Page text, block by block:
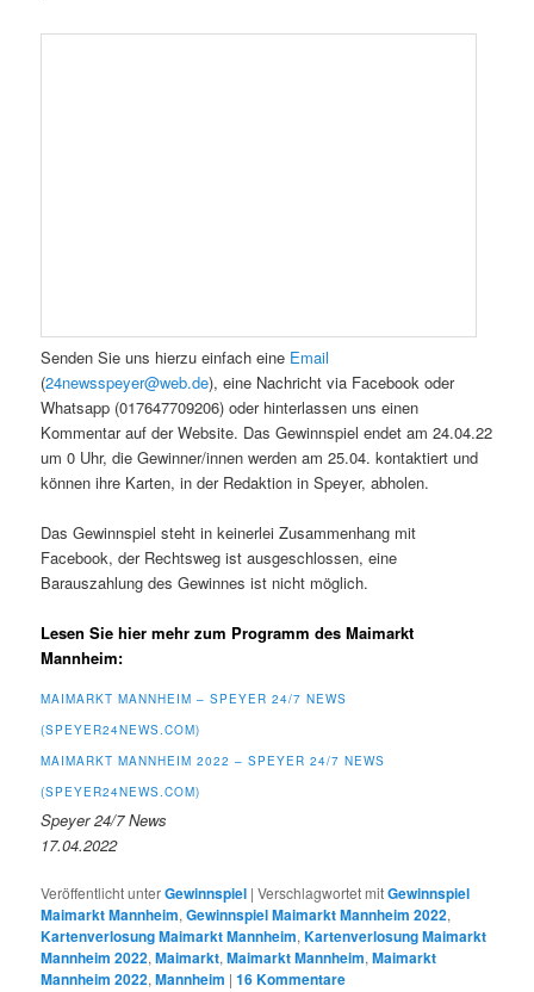
Senden Sie uns hierzu einfach eine Email
(24newsspeyer@web.de), eine Nachricht via Facebook oder
Whatsapp (017647709206) oder hinterlassen uns einen
Kommentar auf der Website. Das Gewinnspiel endet am 24.04.22
um 0 Uhr, die Gewinner/innen werden am 25.04. kontaktiert und
können ihre Karten, in der Redaktion in Speyer, abholen.
Das Gewinnspiel steht in keinerlei Zusammenhang mit
Facebook, der Rechtsweg ist ausgeschlossen, eine
Barauszahlung des Gewinnes ist nicht möglich.
Lesen Sie hier mehr zum Programm des Maimarkt
Mannheim:
MAIMARKT MANNHEIM – SPEYER 24/7 NEWS
(SPEYER24NEWS.COM)
MAIMARKT MANNHEIM 2022 – SPEYER 24/7 NEWS
(SPEYER24NEWS.COM)
Speyer 24/7 News
17.04.2022
Veröffentlicht unterGewinnspiel |Verschlagwortet mitGewinnspiel
Maimarkt Mannheim,Gewinnspiel Maimarkt Mannheim 2022,
Kartenverlosung Maimarkt Mannheim,Kartenverlosung Maimarkt
Mannheim 2022,Maimarkt,Maimarkt Mannheim,Maimarkt
Mannheim 2022,Mannheim |16Kommentare